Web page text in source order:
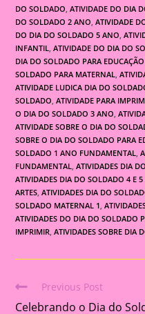
DO SOLDADO ATIVIDADE DO DIA
DO SOLDADO 2 ANO ATIVIDADE
DO DIA DO SOLDADO 5 ANO
INFANTIL ATIVIDADE DO DIA DO
DIA DO SOLDADO PARA
SOLDADO PARA MATERNAL
ATIVIDADE LUDICA DIA DO
SOLDADO ATIVIDADE PARA
O DIA DO SOLDADO 3 ANO
ATIVIDADE SOBRE O DIA DO
SOBRE O DIA DO SOLDADO PARA
SOLDADO 1 ANO FUNDAMENTAL
FUNDAMENTAL ATIVIDADES DIA
ATIVIDADES DIA DO SOLDADO 4 E
ARTES ATIVIDADES DIA DO
SOLDADO MATERNAL 1
ATIVIDADES DO DIA DO SOLDADO
IMPRIMIR ATIVIDADES SOBRE DIA
Read
more
Previous Post
Celebrando o Dia do